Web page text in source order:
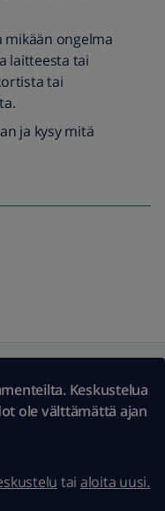
mikään ongelma
laitteesta tai
tai
ja kysy mitä
Keskustelua
ole välttämättä ajan
tai aloita uusi.